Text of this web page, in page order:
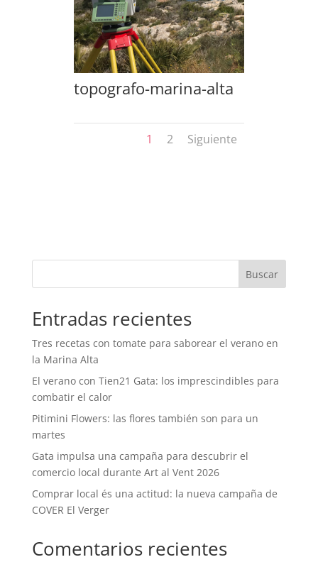
topografo-marina-alta
1 2 Siguiente
Buscar
Entradas recientes
Tres recetas con tomate para saborear el verano en
la Marina Alta
El verano con Tien21 Gata: los imprescindibles para
combatir el calor
Pitimini Flowers: las flores también son para un
martes
Gata impulsa una campaña para descubrir el
comercio local durante Art al Vent 2026
Comprar local és una actitud: la nueva campaña de
COVER El Verger
Comentarios recientes